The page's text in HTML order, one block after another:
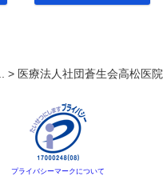
... > 医療法人社団蒼生会高松医院
プライバシーマークについて